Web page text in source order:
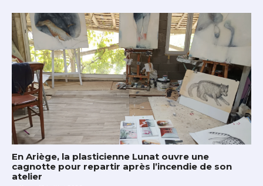
En Ariège, la plasticienne Lunat ouvre une
cagnotte pour repartir après l’incendie de son
atelier